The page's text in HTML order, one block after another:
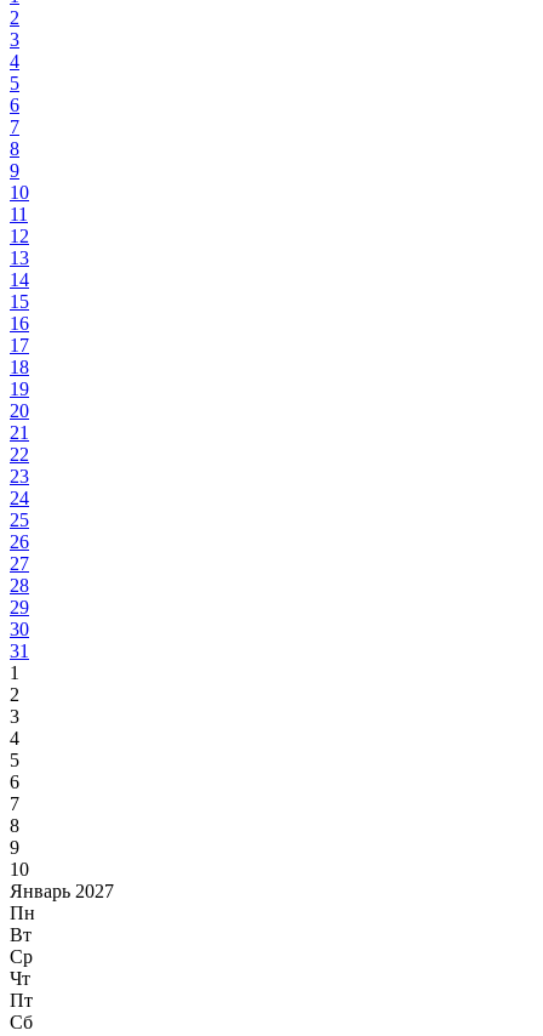
2
3
4
5
6
7
8
9
10
11
12
13
14
15
16
17
18
19
20
21
22
23
24
25
26
27
28
29
30
31
1
2
3
4
5
6
7
8
9
10
Январь 2027
Пн
Вт
Ср
Чт
Пт
Сб